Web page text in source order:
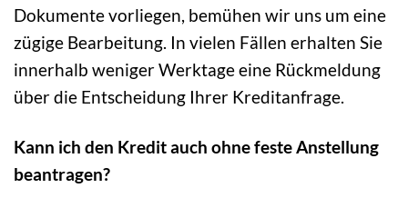
Dokumente vorliegen, bemühen wir uns um eine
zügige Bearbeitung. In vielen Fällen erhalten Sie
innerhalb weniger Werktage eine Rückmeldung
über die Entscheidung Ihrer Kreditanfrage.
Kann ich den Kredit auch ohne feste Anstellung
beantragen?